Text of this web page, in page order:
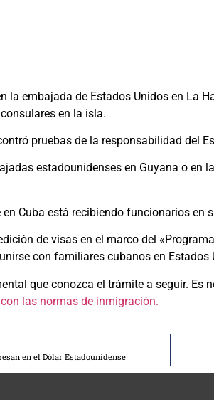
la embajada de Estados Unidos en La
en la isla.
pruebas de la responsabilidad del
estadounidenses en Guyana o
Cuba está recibiendo funcionarios en
de visas en el marco del
con familiares cubanos en Estados
que conozca el trámite a seguir. Es
las normas de inmigración.
en el Dólar Estadounidense